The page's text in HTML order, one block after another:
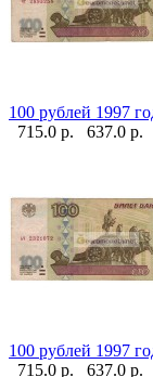
100 рублей 1997
715.0 р.
637.0 р.
100 рублей 1997
715.0 р.
637.0 р.